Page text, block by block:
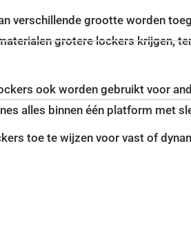
verschillende grootte worden
grotere lockers krijgen,
ook worden gebruikt voor
alles binnen één platform met
toe te wijzen voor vast of